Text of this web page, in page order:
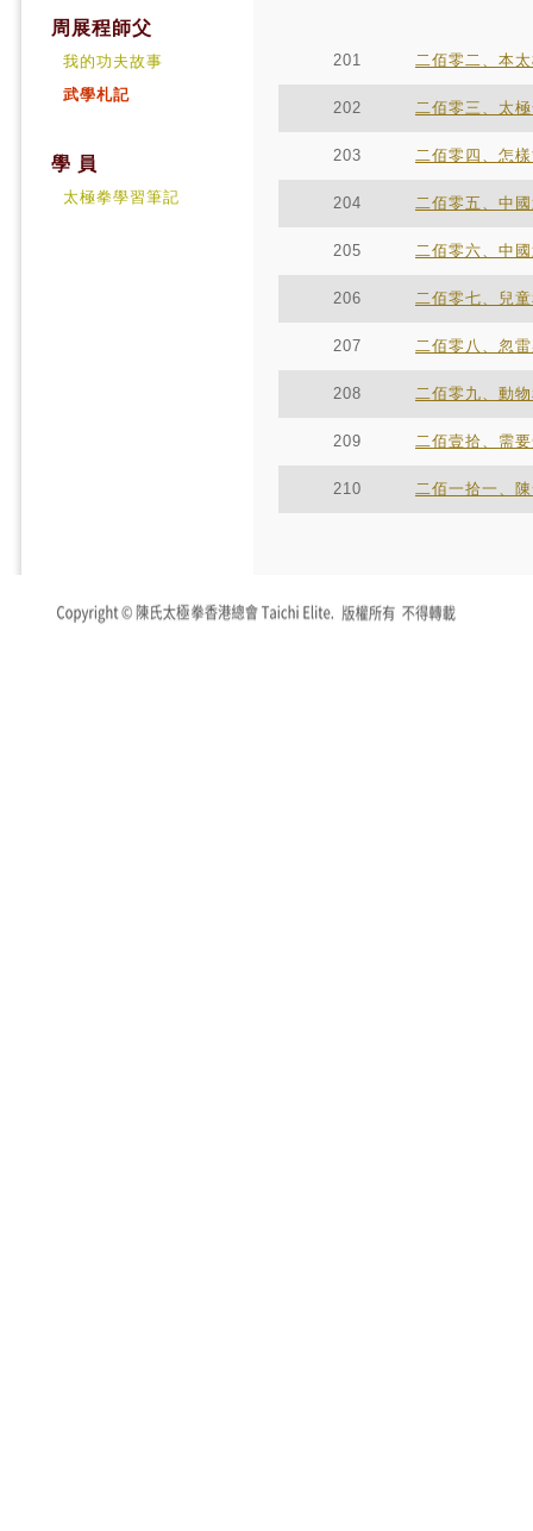
周展程師父
我的功夫故事
武學札記
學 員
太極拳學習筆記
201 二佰零二、本
202 二佰零三、太
203 二佰零四、怎
204 二佰零五、中
205 二佰零六、中
206 二佰零七、兒
207 二佰零八、忽
208 二佰零九、動
209 二佰壹拾、需
210 二佰一拾一、